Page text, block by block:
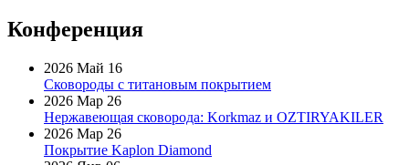
Конференция
2026 Май 16
Сковороды с титановым покрытием
2026 Мар 26
Нержавеющая сковорода: Korkmaz и OZTIRYAKILER
2026 Мар 26
Покрытие Kaplon Diamond